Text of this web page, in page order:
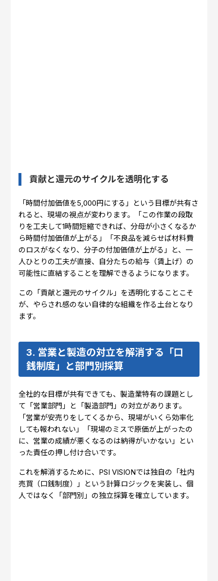
貢献と還元のサイクルを透明化する
「時間付加価値を5,000円にする」という目標が共有さ
れると、現場の視点が変わります。「この作業の段取
りを工夫して1時間短縮できれば、分母が小さくなるか
ら時間付加価値が上がる」「不良品を減らせば材料費
のロスがなくなり、分子の付加価値が上がる」と、一
人ひとりの工夫が直接、自分たちの給与（賃上げ）の
可能性に直結することを理解できるようになります。
この「貢献と還元のサイクル」を透明化することこそ
が、やらされ感のない自律的な組織を作る土台となり
ます。
3. 営業と製造の対立を解消する「口
銭制度」と部門別採算
全社的な目標が共有できても、製造業特有の課題とし
て「営業部門」と「製造部門」の対立があります。
「営業が安売りをしてくるから、現場がいくら効率化
しても報われない」「現場のミスで原価が上がったの
に、営業の成績が悪くなるのは納得がいかない」とい
った責任の押し付け合いです。
これを解消するために、PSI VISIONでは独自の「社内
売買（口銭制度）」という計算ロジックを実装し、個
人ではなく「部門別」の独立採算を確立しています。